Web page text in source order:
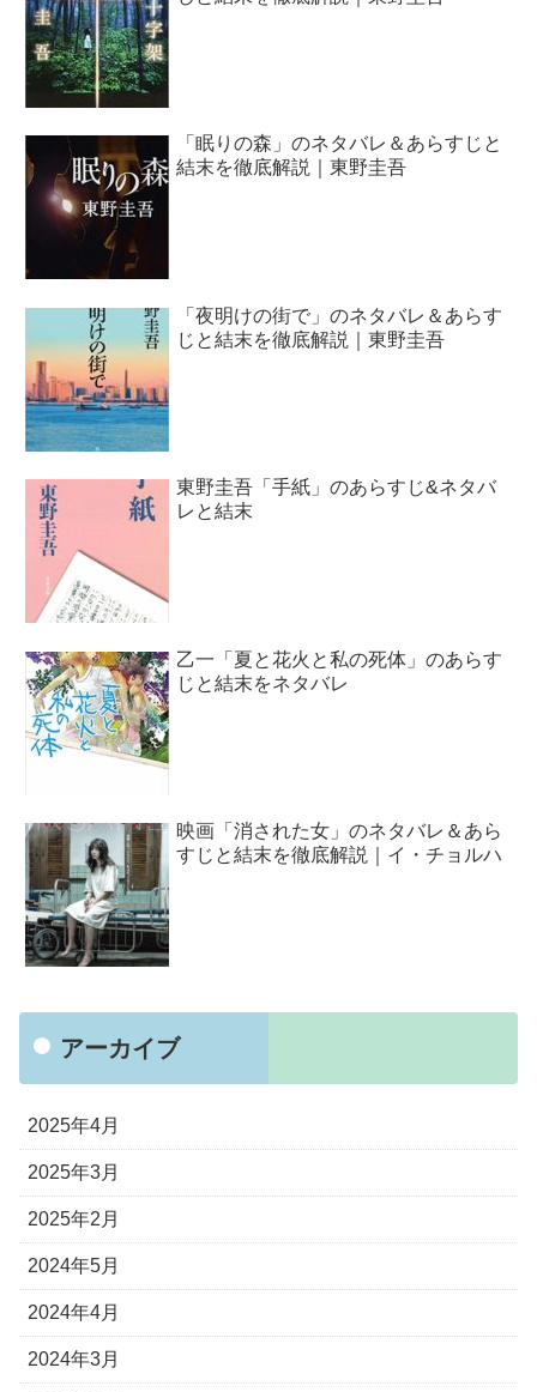
「眠りの森」のネタバレ＆あらすじと
結末を徹底解説｜東野圭吾
「夜明けの街で」のネタバレ＆あらす
じと結末を徹底解説｜東野圭吾
東野圭吾「手紙」のあらすじ&ネタバ
レと結末
乙一「夏と花火と私の死体」のあらす
じと結末をネタバレ
映画「消された女」のネタバレ＆あら
すじと結末を徹底解説｜イ・チョルハ
アーカイブ
2025年4月
2025年3月
2025年2月
2024年5月
2024年4月
2024年3月